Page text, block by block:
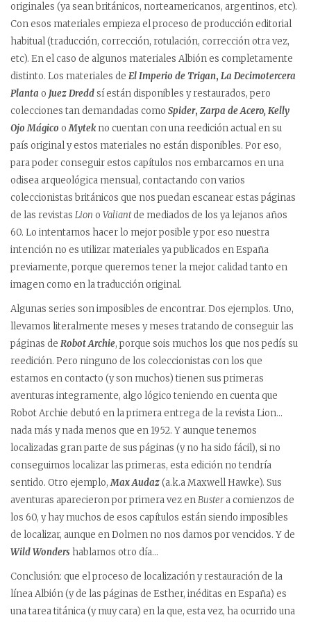
originales (ya sean británicos, norteamericanos, argentinos, etc).
Con esos materiales empieza el proceso de producción editorial
habitual (traducción, corrección, rotulación, corrección otra vez,
etc). En el caso de algunos materiales Albión es completamente
distinto. Los materiales de El Imperio de Trigan, La Decimotercera
Planta o Juez Dreddsí están disponibles y restaurados, pero
colecciones tan demandadas como Spider, Zarpa de Acero, Kelly
Ojo Mágico oMytek no cuentan con una reedición actual en su
país original y estos materiales no están disponibles. Por eso,
para poder conseguir estos capítulos nos embarcamos en una
odisea arqueológica mensual, contactando con varios
coleccionistas británicos que nos puedan escanear estas páginas
de las revistas Lion o Valiantde mediados de los ya lejanos años
60. Lo intentamos hacer lo mejor posible y por eso nuestra
intención no es utilizar materiales ya publicados en España
previamente, porque queremos tener la mejor calidad tanto en
imagen como en la traducción original.
Algunas series son imposibles de encontrar. Dos ejemplos. Uno,
llevamos literalmente meses y meses tratando de conseguir las
páginas de Robot Archie, porque sois muchos los que nos pedís su
reedición. Pero ninguno de los coleccionistas con los que
estamos en contacto (y son muchos) tienen sus primeras
aventuras integramente, algo lógico teniendo en cuenta que
Robot Archie debutó en la primera entrega de la revista Lion…
nada más y nada menos que en 1952. Y aunque tenemos
localizadas gran parte de sus páginas (y no ha sido fácil), si no
conseguimos localizar las primeras, esta edición no tendría
sentido. Otro ejemplo,Max Audaz(a.k.a Maxwell Hawke). Sus
aventuras aparecieron por primera vez enBustera comienzos de
los 60, y hay muchos de esos capítulos están siendo imposibles
de localizar, aunque en Dolmen no nos damos por vencidos. Y de
Wild Wonders hablamos otro día…
Conclusión: que el proceso de localización y restauración de la
línea Albión (y de las páginas de Esther, inéditas en España) es
una tarea titánica (y muy cara) en la que, esta vez, ha ocurrido una